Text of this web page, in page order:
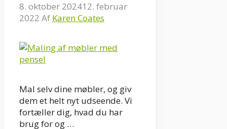
8. oktober 202412. februar
2022 Af Karen Coates
Mal selv dine møbler, og giv
dem et helt nyt udseende. Vi
fortæller dig, hvad du har
brug for og …